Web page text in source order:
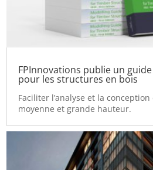
FPInnovations publie un
pour les structures en bois
Faciliter l’analyse et la
moyenne et grande hauteur.